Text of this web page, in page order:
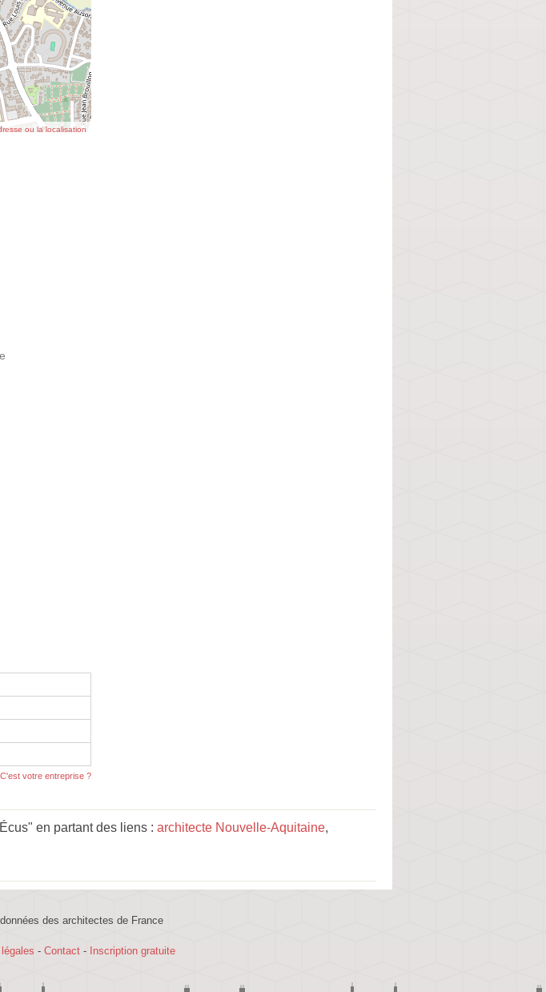
ou la localisation
C'est votre entreprise ?
en partant des liens : architecte Nouvelle-Aquitaine,
des architectes de France
- Contact - Inscription gratuite